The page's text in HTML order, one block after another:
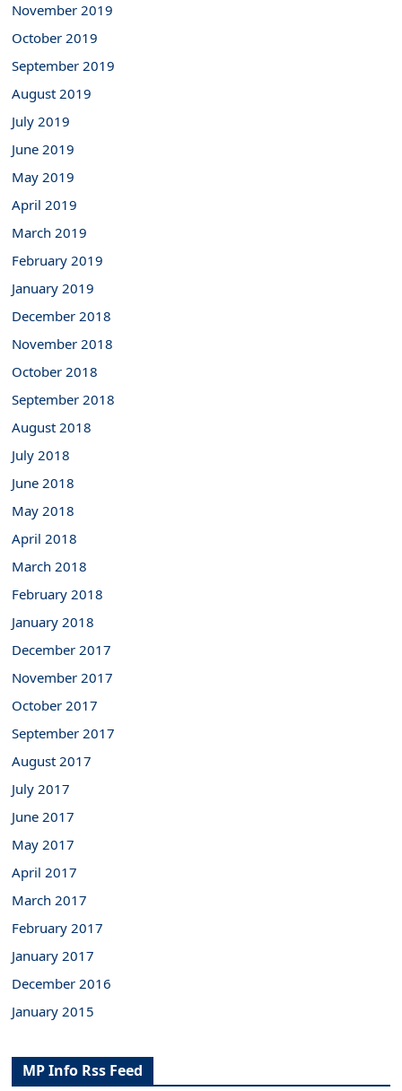
November 2019
October 2019
September 2019
August 2019
July 2019
June 2019
May 2019
April 2019
March 2019
February 2019
January 2019
December 2018
November 2018
October 2018
September 2018
August 2018
July 2018
June 2018
May 2018
April 2018
March 2018
February 2018
January 2018
December 2017
November 2017
October 2017
September 2017
August 2017
July 2017
June 2017
May 2017
April 2017
March 2017
February 2017
January 2017
December 2016
January 2015
MP Info Rss Feed